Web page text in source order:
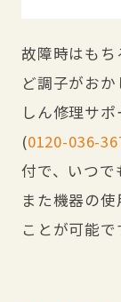
故障時はも
ど調子がお
しん修理サ
(0120-036-
付で、いつで
また機器の
ことが可能で